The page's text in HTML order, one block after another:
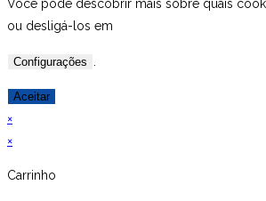
Você pode descobrir mais sobre quais
ou desligá-los em
Configurações
Aceitar
×
×
Carrinho